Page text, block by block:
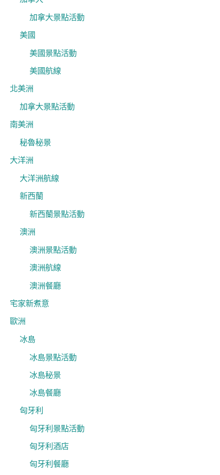
加拿大景點活動
美國
美國景點活動
美國航線
北美洲
加拿大景點活動
南美洲
秘魯秘景
大洋洲
大洋洲航線
新西蘭
新西蘭景點活動
澳洲
澳洲景點活動
澳洲航線
澳洲餐廳
宅家新煮意
歐洲
冰島
冰島景點活動
冰島秘景
冰島餐廳
匈牙利
匈牙利景點活動
匈牙利酒店
匈牙利餐廳